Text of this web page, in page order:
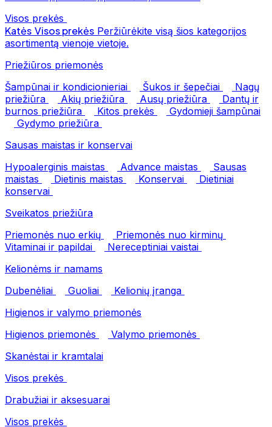
Visos prekės
Katės Visos prekės Peržiūrėkite visą šios kategorijos
asortimentą vienoje vietoje.
Priežiūros priemonės
Šampūnai ir kondicionieriai
Šukos ir šepečiai
Nagų
priežiūra
Akių priežiūra Ausų priežiūra
Dantų ir
burnos priežiūra
Kitos prekės
Gydomieji šampūnai
Gydymo priežiūra
Sausas maistas ir konservai
Hypoalerginis maistas
Advance maistas
Sausas
maistas
Dietinis maistas Konservai
Dietiniai
konservai
Sveikatos priežiūra
Priemonės nuo erkių
Priemonės nuo kirminų
Vitaminai ir papildai
Nereceptiniai vaistai
Kelionėms ir namams
Dubenėliai
Guoliai
Kelionių įranga
Higienos ir valymo priemonės
Higienos priemonės
Valymo priemonės
Skanėstai ir kramtalai
Visos prekės
Drabužiai ir aksesuarai
Visos prekės